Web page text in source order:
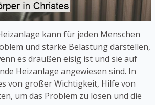
kann für jeden Menschen
und starke Belastung darstellen,
es draußen eisig ist und sie auf
Heizanlage angewiesen sind. In
von großer Wichtigkeit, Hilfe von
um das Problem zu lösen und die